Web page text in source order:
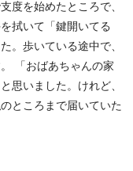
度を始めたところで、
拭いて「鍵開いてる
。歩いている途中で、
「おばあちゃんの家
思いました。けれど、
ところまで届いていた